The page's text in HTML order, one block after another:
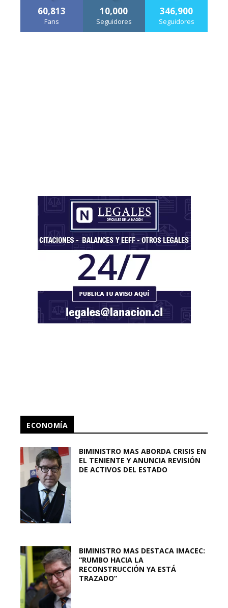
60,813
Fans
10,000
Seguidores
346,900
Seguidores
ECONOMÍA
BIMINISTRO MAS ABORDA CRISIS EN
EL TENIENTE Y ANUNCIA REVISIÓN
DE ACTIVOS DEL ESTADO
BIMINISTRO MAS DESTACA IMACEC:
“RUMBO HACIA LA
RECONSTRUCCIÓN YA ESTÁ
TRAZADO”